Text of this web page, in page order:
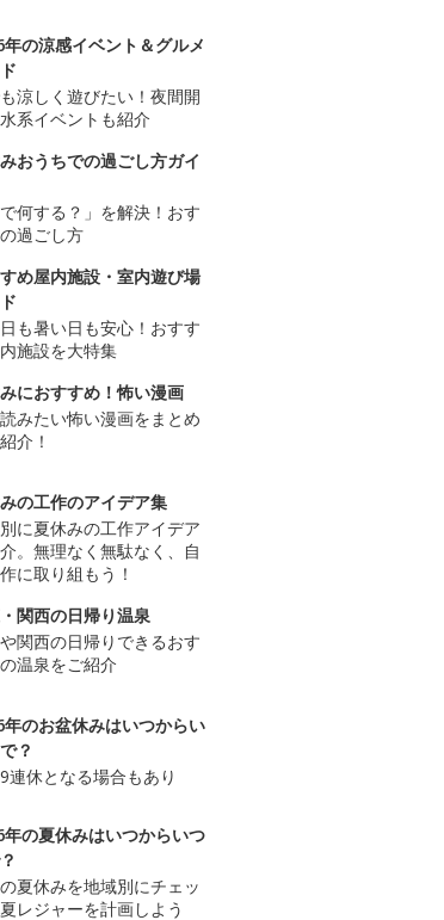
年の涼感イベント＆グルメ
涼しく遊びたい！夜間開
系イベントも紹介
おうちでの過ごし方ガイ
で何する？」を解決！おす
過ごし方
め屋内施設・室内遊び場
も暑い日も安心！おすす
施設を大特集
におすすめ！怖い漫画
みたい怖い漫画をまとめ
介！
の工作のアイデア集
に夏休みの工作アイデア
。無理なく無駄なく、自
に取り組もう！
関西の日帰り温泉
関西の日帰りできるおす
温泉をご紹介
年のお盆休みはいつからい
？
連休となる場合もあり
年の夏休みはいつからいつ
夏休みを地域別にチェッ
レジャーを計画しよう